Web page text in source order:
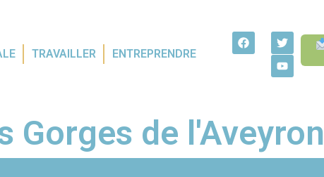
TRAVAILLER ENTREPRENDRE
Gorges de l'Aveyron